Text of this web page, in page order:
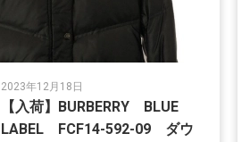
2023年12月18日
【入荷】BURBERRY BLUE
LABEL FCF14-592-09 ダウ